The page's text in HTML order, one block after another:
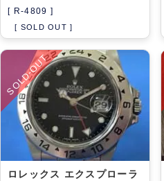
[ R-4809 ]
[ SOLD OUT ]
SOLD-OUT
ロレックス エクスプローラ